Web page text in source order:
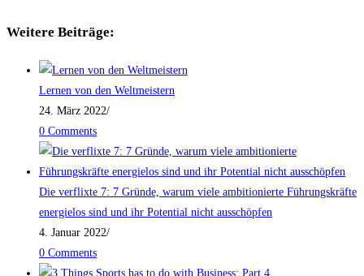
Weitere Beiträge:
Lernen von den Weltmeistern
24. März 2022/
0 Comments
Die verflixte 7: 7 Gründe, warum viele ambitionierte Führungskräfte
energielos sind und ihr Potential nicht ausschöpfen
4. Januar 2022/
0 Comments